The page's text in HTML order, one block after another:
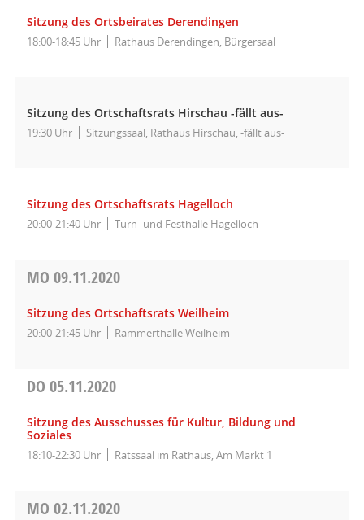
Sitzung des Ortsbeirates Derendingen
18:00-18:45 Uhr Rathaus Derendingen, Bürgersaal
Sitzung des Ortschaftsrats Hirschau -fällt aus-
19:30 Uhr Sitzungssaal, Rathaus Hirschau, -fällt aus-
Sitzung des Ortschaftsrats Hagelloch
20:00-21:40 Uhr Turn- und Festhalle Hagelloch
MO 09.11.2020
Sitzung des Ortschaftsrats Weilheim
20:00-21:45 Uhr Rammerthalle Weilheim
DO 05.11.2020
Sitzung des Ausschusses für Kultur, Bildung und
Soziales
18:10-22:30 Uhr Ratssaal im Rathaus, Am Markt 1
MO 02.11.2020